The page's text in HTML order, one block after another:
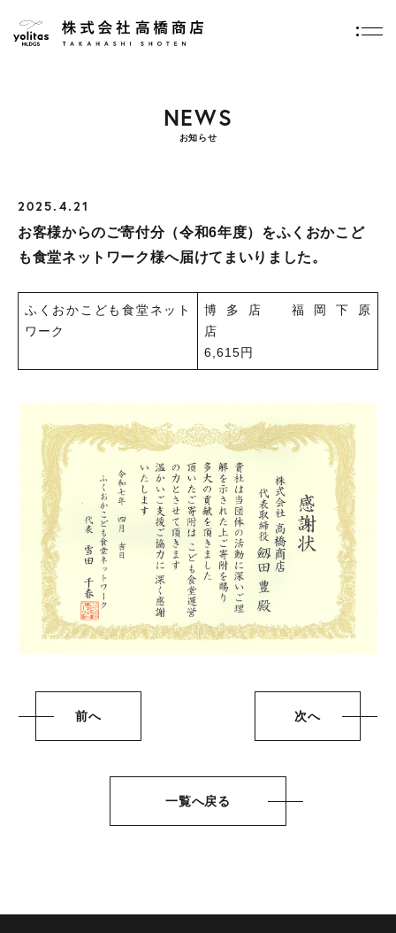
お客様からのご寄付分（令和6年度）をふくおかこども食堂ネットワーク様
へ届けてまいりました。
NEWS
お知らせ
2025.4.21
お客様からのご寄付分（令和6年度）をふくおかこど
も食堂ネットワーク様へ届けてまいりました。
ふくおかこども食堂ネット
ワーク
博多店 福岡下原
店
6,615円
前へ 次へ
一覧へ戻る